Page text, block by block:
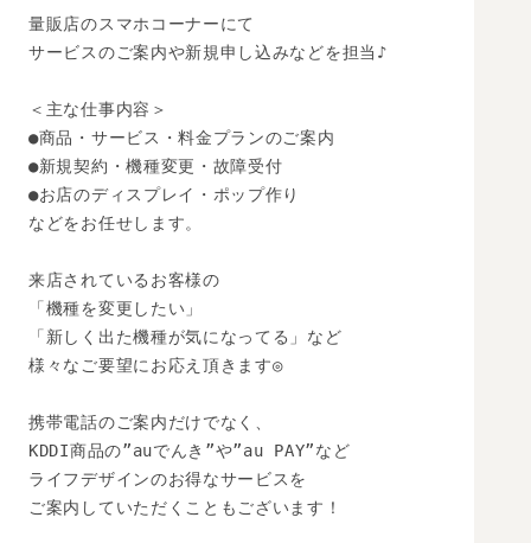
量販店のスマホコーナーにて
サービスのご案内や新規申し込みなどを担当♪
＜主な仕事内容＞
●商品・サービス・料金プランのご案内
●新規契約・機種変更・故障受付
●お店のディスプレイ・ポップ作り
などをお任せします。
来店されているお客様の
「機種を変更したい」
「新しく出た機種が気になってる」など
様々なご要望にお応え頂きます◎
携帯電話のご案内だけでなく、
KDDI商品の”auでんき”や”au PAY”など
ライフデザインのお得なサービスを
ご案内していただくこともございます！